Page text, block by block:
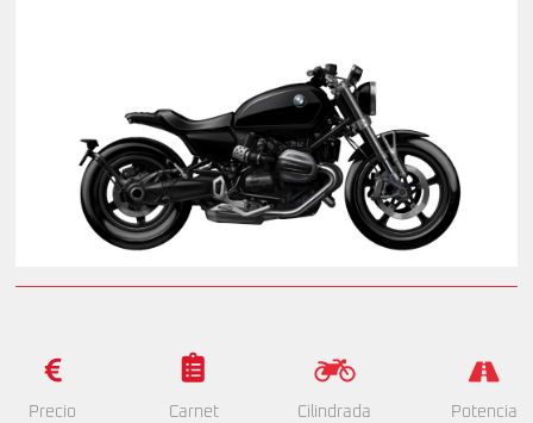
Precio Carnet Cilindrada Potencia